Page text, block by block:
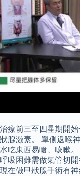
治療前三至四星期開
狀腺激素。 單側返喉
水吃東西易嗆、咳嗽
呼吸困難需做氣管切
現在做甲狀腺手術有